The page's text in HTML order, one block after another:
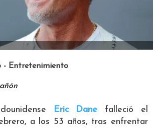
- Entretenimiento
Eric Dane falleció el
a los 53 años, tras enfrentar